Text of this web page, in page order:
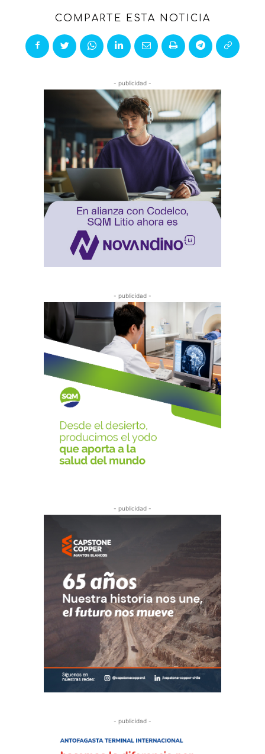
COMPARTE ESTA NOTICIA
- publicidad -
- publicidad -
- publicidad -
- publicidad -